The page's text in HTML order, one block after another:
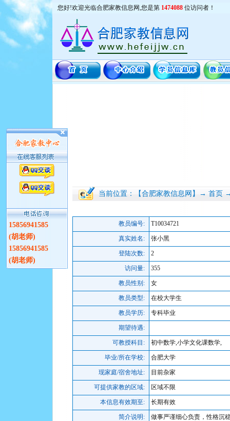
您好!欢迎光临合肥家教信息网,您是第 1474088 位访问者！
当前位置：【合肥家教信息网】→ 首页
教员编号: T10034721
真实姓名: 张小黑
登陆次数: 2
访问量: 355
教员性别: 女
教员类型: 在校大学生
教员学历: 专科毕业
期望待遇:
可教授科目: 初中数学,小学文化课数学,
毕业/所在学校: 合肥大学
现家庭/宿舍地址: 目前杂家
可提供家教的区域: 区域不限
本信息有效期至: 长期有效
简介说明: 做事严谨细心负责，性格沉
15856941585
(胡老师)
15856941585
(胡老师)